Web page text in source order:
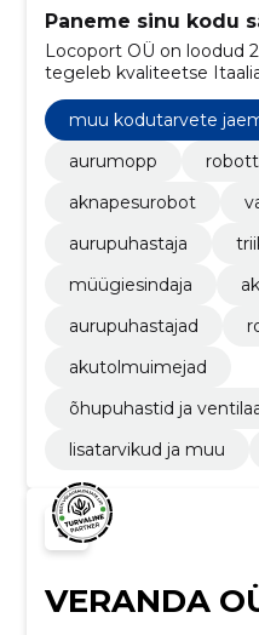
Paneme sinu kodu
Locoport OÜ on loodud
tegeleb kvaliteetse
puhastussüsteemidest. ​
muu kodutarvete
aurumopp
aknapesurobot
aurupuhastaja
müügiesindaja
aurupuhastajad
akutolmuimejad
õhupuhastid ja
lisatarvikud ja muu
VERANDA